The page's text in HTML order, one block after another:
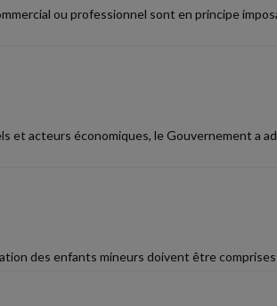
ou professionnel sont en principe
et acteurs économiques, le Gouvernement a
des enfants mineurs doivent être